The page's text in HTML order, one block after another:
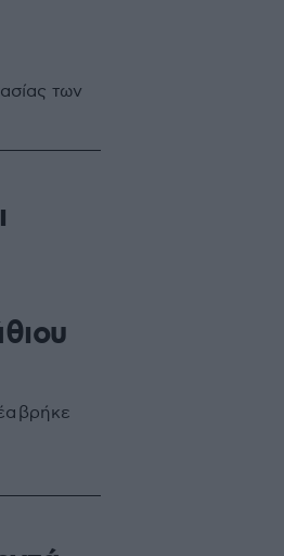
των
βρήκε